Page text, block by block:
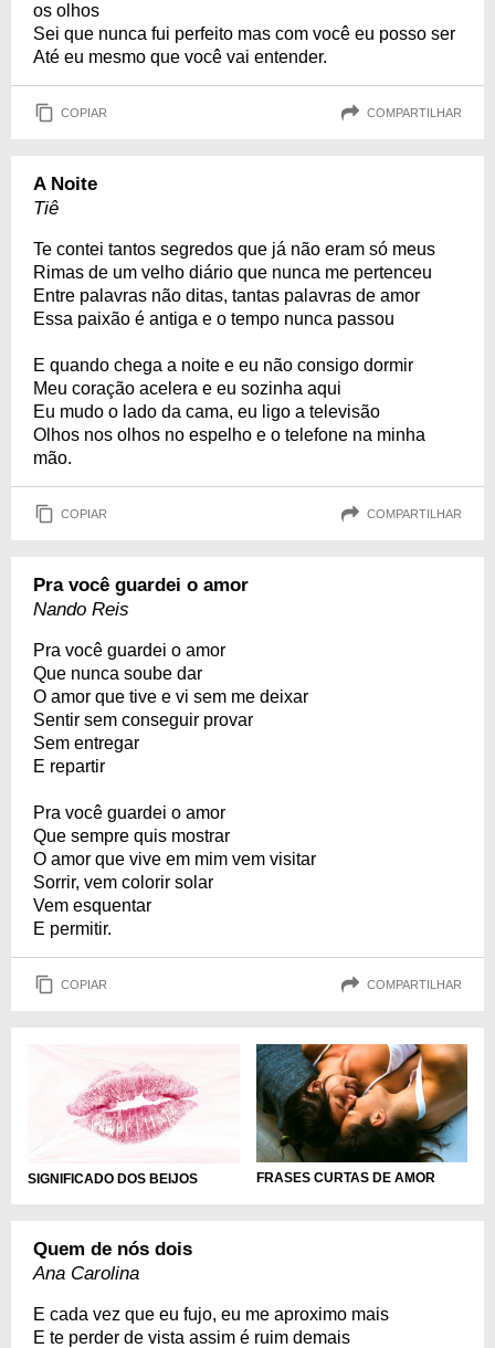
os olhos
Sei que nunca fui perfeito mas com você eu posso ser
Até eu mesmo que você vai entender.
COPIAR COMPARTILHAR
A Noite
Tiê
Te contei tantos segredos que já não eram só meus
Rimas de um velho diário que nunca me pertenceu
Entre palavras não ditas, tantas palavras de amor
Essa paixão é antiga e o tempo nunca passou
E quando chega a noite e eu não consigo dormir
Meu coração acelera e eu sozinha aqui
Eu mudo o lado da cama, eu ligo a televisão
Olhos nos olhos no espelho e o telefone na minha
mão.
COPIAR COMPARTILHAR
Pra você guardei o amor
Nando Reis
Pra você guardei o amor
Que nunca soube dar
O amor que tive e vi sem me deixar
Sentir sem conseguir provar
Sem entregar
E repartir
Pra você guardei o amor
Que sempre quis mostrar
O amor que vive em mim vem visitar
Sorrir, vem colorir solar
Vem esquentar
E permitir.
COPIAR COMPARTILHAR
SIGNIFICADO DOS BEIJOS FRASES CURTAS DE AMOR
Quem de nós dois
Ana Carolina
E cada vez que eu fujo, eu me aproximo mais
E te perder de vista assim é ruim demais